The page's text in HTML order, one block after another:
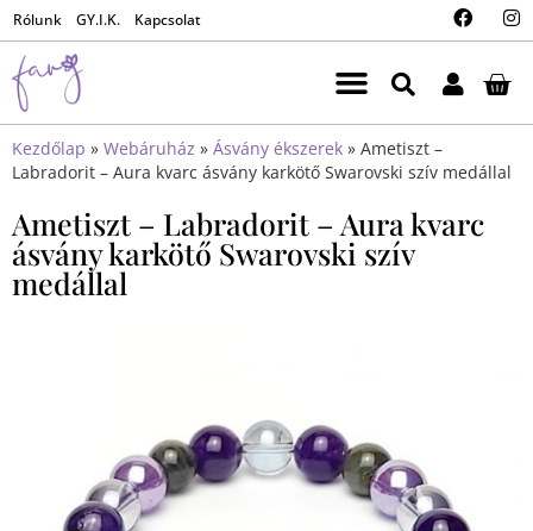
Rólunk GY.I.K. Kapcsolat
Kezdőlap » Webáruház » Ásvány ékszerek » Ametiszt –
Labradorit – Aura kvarc ásvány karkötő Swarovski szív medállal
Ametiszt – Labradorit – Aura kvarc
ásvány karkötő Swarovski szív
medállal